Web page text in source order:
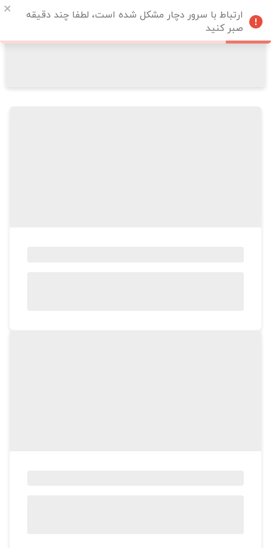
ارتباط با سرور دچار مشکل شده است، لطفا چند دقیقه
صبر کنید